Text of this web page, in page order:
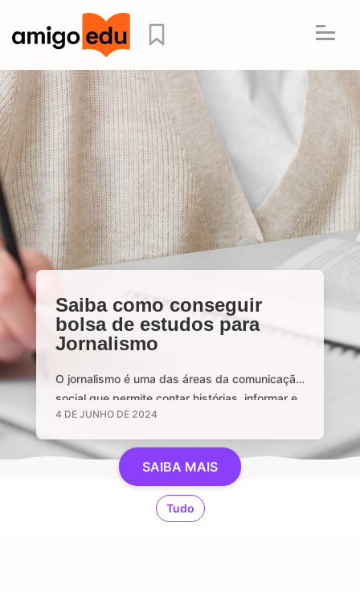
Saiba como conseguir
bolsa de estudos para
Jornalismo
O jornalismo é uma das áreas da comunicação
social que permite contar histórias, informar e
manter uma sociedade livre através de
notícias e informações relevantes, que sejam
de interesse público e, sobretudo, impactem a
vida das pessoas. Se você é curioso, tem
aptidão em investigar, checar fatos e dados,
se sente atraído por essa profissão …
4 DE JUNHO DE 2024
SAIBA MAIS
Tudo